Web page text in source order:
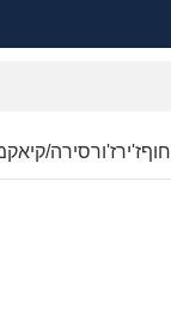
חוףז'ירז'ורסירה/קיאק